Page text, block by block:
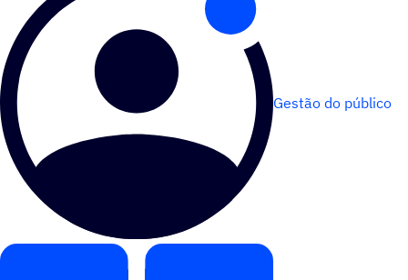
Gestão do público